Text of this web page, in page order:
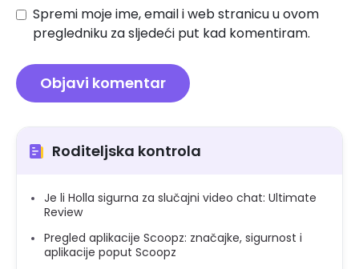
Spremi moje ime, email i web stranicu u ovom
pregledniku za sljedeći put kad komentiram.
Roditeljska kontrola
Je li Holla sigurna za slučajni video chat: Ultimate
Review
Pregled aplikacije Scoopz: značajke, sigurnost i
aplikacije poput Scoopz